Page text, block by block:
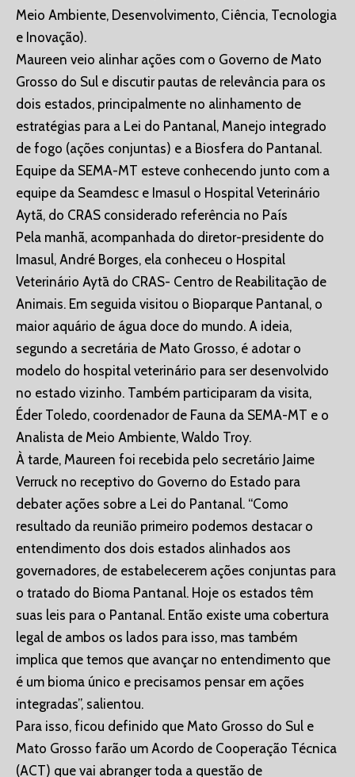
Meio Ambiente, Desenvolvimento, Ciência, Tecnologia
e Inovação).
Maureen veio alinhar ações com o Governo de Mato
Grosso do Sul e discutir pautas de relevância para os
dois estados, principalmente no alinhamento de
estratégias para a Lei do Pantanal, Manejo integrado
de fogo (ações conjuntas) e a Biosfera do Pantanal.
Equipe da SEMA-MT esteve conhecendo junto com a
equipe da Seamdesc e Imasul o Hospital Veterinário
Aytã, do CRAS considerado referência no País
Pela manhã, acompanhada do diretor-presidente do
Imasul, André Borges, ela conheceu o Hospital
Veterinário Aytā do CRAS- Centro de Reabilitaçāo de
Animais. Em seguida visitou o Bioparque Pantanal, o
maior aquário de água doce do mundo. A ideia,
segundo a secretária de Mato Grosso, é adotar o
modelo do hospital veterinário para ser desenvolvido
no estado vizinho. Também participaram da visita,
Éder Toledo, coordenador de Fauna da SEMA-MT e o
Analista de Meio Ambiente, Waldo Troy.
À tarde, Maureen foi recebida pelo secretário Jaime
Verruck no receptivo do Governo do Estado para
debater ações sobre a Lei do Pantanal. “Como
resultado da reunião primeiro podemos destacar o
entendimento dos dois estados alinhados aos
governadores, de estabelecerem ações conjuntas para
o tratado do Bioma Pantanal. Hoje os estados têm
suas leis para o Pantanal. Então existe uma cobertura
legal de ambos os lados para isso, mas também
implica que temos que avançar no entendimento que
é um bioma único e precisamos pensar em ações
integradas”, salientou.
Para isso, ficou definido que Mato Grosso do Sul e
Mato Grosso farão um Acordo de Cooperação Técnica
(ACT) que vai abranger toda a questão de